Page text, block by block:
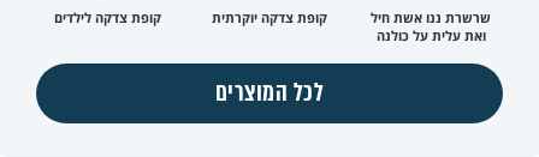
שרשרת ננו אשת חיל
ואת עלית על כולנה
קופת צדקה יוקרתית קופת צדקה לילדים
לכל המוצרים